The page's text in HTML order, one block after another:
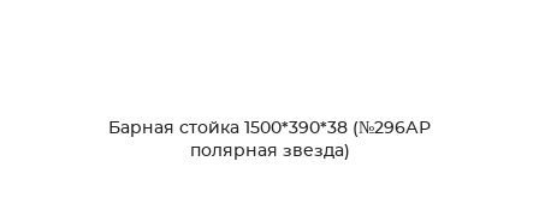
Барная стойка 1500*390*38 (№296АР
полярная звезда)